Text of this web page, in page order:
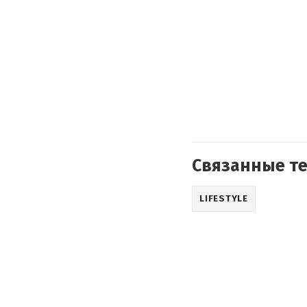
Связанные
LIFESTYLE